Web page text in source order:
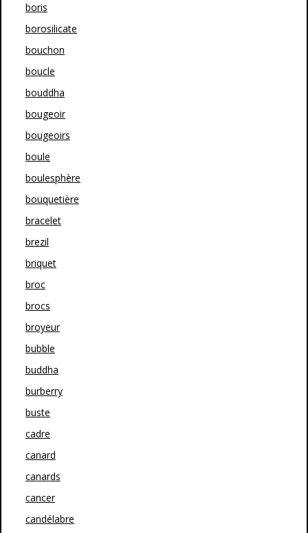
boris
borosilicate
bouchon
boucle
bouddha
bougeoir
bougeoirs
boule
boulesphère
bouquetière
bracelet
brezil
briquet
broc
brocs
broyeur
bubble
buddha
burberry
buste
cadre
canard
canards
cancer
candélabre